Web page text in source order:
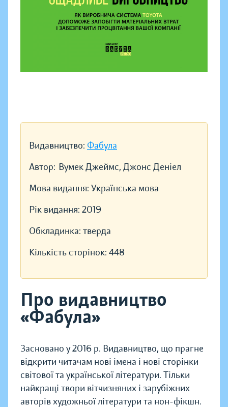
Видавництво: Фабула
Автор: Вумек Джеймс, Джонс Деніел
Мова видання: Українська мова
Рік видання: 2019
Обкладинка: тверда
Кількість сторінок: 448
Про видавництво
«Фабула»
Засновано у 2016 р. Видавництво, що прагне
відкрити читачам нові імена і нові сторінки
світової та української літератури. Тільки
найкращі твори вітчизняних і зарубіжних
авторів художньої літератури та нон-фікшн.